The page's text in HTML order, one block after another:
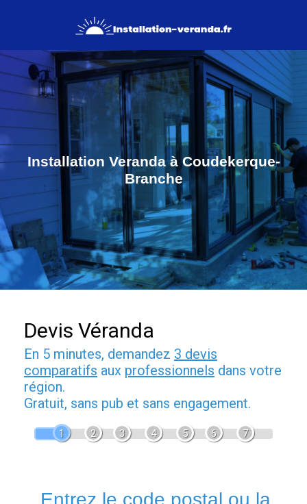
Installation Veranda à Coudekerque-
Branche
Devis Véranda
En 5 minutes, demandez 3 devis
comparatifs aux professionnels dans votre
région.
Gratuit, sans pub et sans engagement.
1 2 3 4 5 6 7
Entrez le code postal ou la